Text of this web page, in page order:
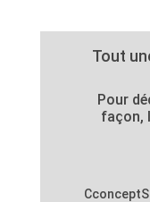
Tout
Pour
façon,
Cconcept